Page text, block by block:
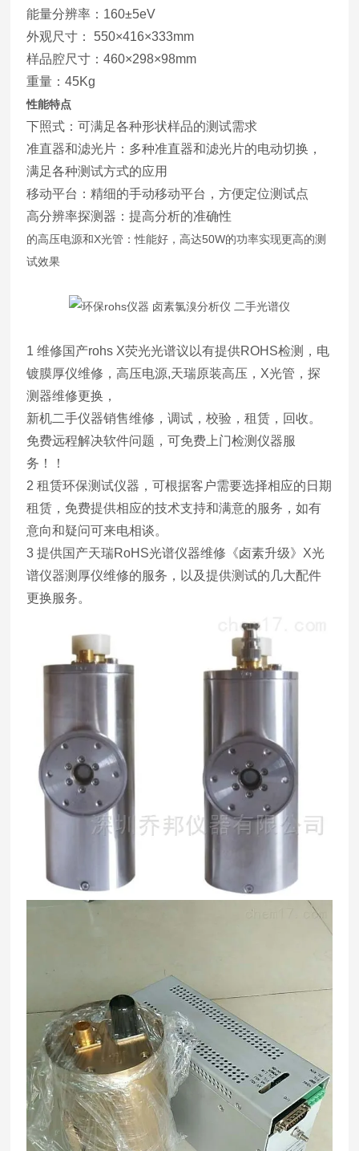
能量分辨率：160±5eV
外观尺寸： 550×416×333mm
样品腔尺寸：460×298×98mm
重量：45Kg
性能特点
下照式：可满足各种形状样品的测试需求
准直器和滤光片：多种准直器和滤光片的电动切换，
满足各种测试方式的应用
移动平台：精细的手动移动平台，方便定位测试点
高分辨率探测器：提高分析的准确性
的高压电源和X光管：性能好，高达50W的功率实现更高的测
试效果
1 维修国产rohs X荧光光谱议以有提供ROHS检测，电
镀膜厚仪维修，高压电源,天瑞原装高压，X光管，探
测器维修更换，
新机二手仪器销售维修，调试，校验，租赁，回收。
免费远程解决软件问题，可免费上门检测仪器服
务！！
2 租赁环保测试仪器，可根据客户需要选择相应的日期
租赁，免费提供相应的技术支持和满意的服务，如有
意向和疑问可来电相谈。
3 提供国产天瑞RoHS光谱仪器维修《卤素升级》X光
谱仪器测厚仪维修的服务，以及提供测试的几大配件
更换服务。